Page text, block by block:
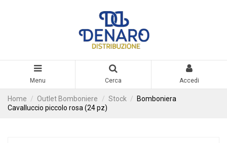
Menu Cerca Accedi
Home Outlet Bomboniere Stock
Bomboniera
Cavalluccio piccolo rosa (24 pz)